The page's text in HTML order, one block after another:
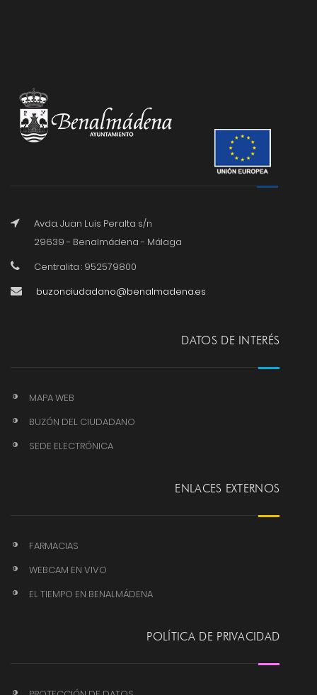
Avda. Juan Luis Peralta s/n
29639 - Benalmádena - Málaga
Centralita : 952579800
buzonciudadano@benalmadena.es
DATOS DE INTERÉS
MAPA WEB
BUZÓN DEL CIUDADANO
SEDE ELECTRÓNICA
ENLACES EXTERNOS
FARMACIAS
WEBCAM EN VIVO
EL TIEMPO EN BENALMÁDENA
POLÍTICA DE PRIVACIDAD